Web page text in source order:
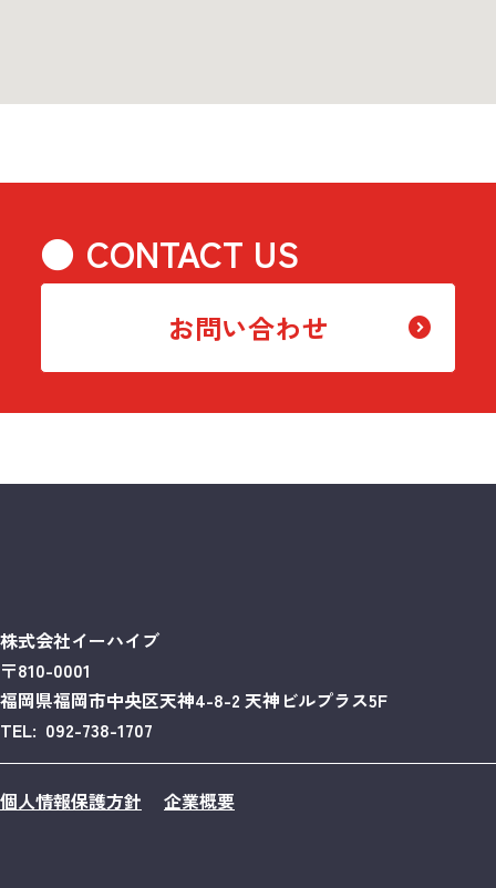
CONTACT US
お問い合わせ expand_circle_right
株式会社イーハイブ
〒810-0001
福岡県福岡市中央区天神4-8-2 天神ビルプラス5F
TEL: 092-738-1707
個人情報保護方針 企業概要